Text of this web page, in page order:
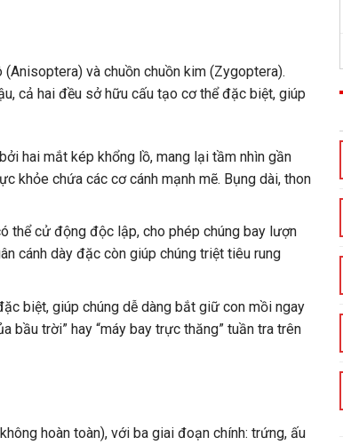
(Anisoptera) và chuồn chuồn kim (Zygoptera).
cả hai đều sở hữu cấu tạo cơ thể đặc biệt, giúp
hai mắt kép khổng lồ, mang lại tầm nhìn gần
khỏe chứa các cơ cánh mạnh mẽ. Bụng dài, thon
thể cử động độc lập, cho phép chúng bay lượn
cánh dày đặc còn giúp chúng triệt tiêu rung
biệt, giúp chúng dễ dàng bắt giữ con mồi ngay
bầu trời” hay “máy bay trực thăng” tuần tra trên
hoàn toàn), với ba giai đoạn chính: trứng, ấu